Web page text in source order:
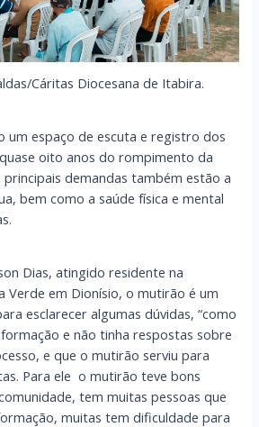
Cáritas Diocesana de Itabira.
um espaço de escuta e registro dos
oito anos do rompimento da
demandas também estão a
bem como a saúde física e mental
Dias, atingido residente na
Verde em Dionísio, o mutirão é um
esclarecer algumas dúvidas, “como
e não tinha respostas sobre
e que o mutirão serviu para
Para ele o mutirão teve bons
tem muitas pessoas que
muitas tem dificuldade para